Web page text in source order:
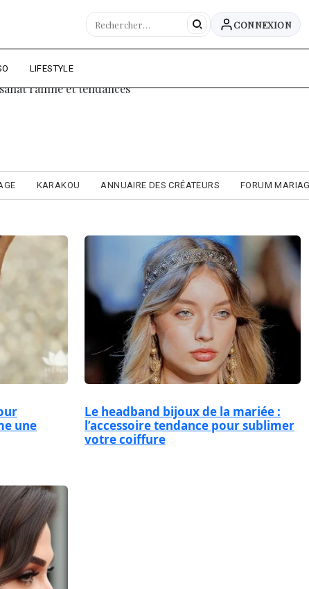
CONNEXION
LIFESTYLE
raffiné et tendances
KARAKOU ANNUAIRE DES CRÉATEURS FORUM
une
Le headband bijoux de la mariée :
l’accessoire tendance pour sublimer
votre coiffure